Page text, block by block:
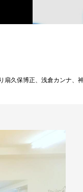
オンライン配信「RIZIN LIVE」にて生